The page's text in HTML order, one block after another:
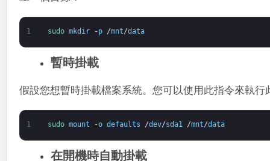
1 sudo mkdir -p /mnt/data
暫時掛載
假設您想暫時掛載檔案系統。您可以使用此指令來執行
1 sudo mount -o defaults /dev/sda1 /mnt/data
在開機時自動掛載